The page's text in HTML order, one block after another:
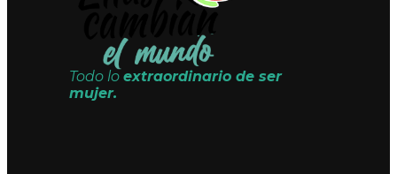
Todo lo extraordinario de ser
mujer.